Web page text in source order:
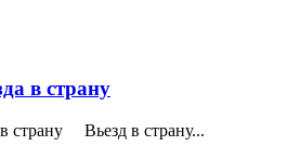
в страну
страну Вьезд в страну...